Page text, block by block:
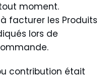
moment.
facturer les Produits
lors de
contribution était